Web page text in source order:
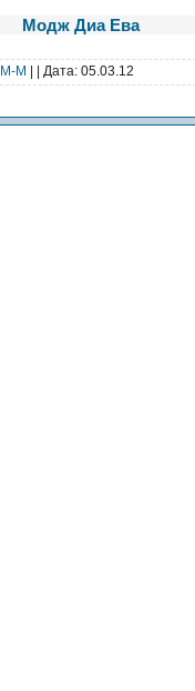
Модж Диа Ева
M-M | | Дата: 05.03.12